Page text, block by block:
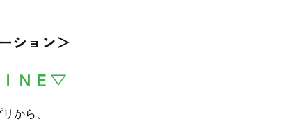
ション＞
ＮＥ▽
から、